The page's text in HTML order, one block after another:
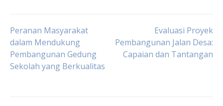
Post
navigation
Peranan Masyarakat
dalam Mendukung
Pembangunan Gedung
Sekolah yang Berkualitas
Evaluasi Proyek
Pembangunan Jalan Desa:
Capaian dan Tantangan